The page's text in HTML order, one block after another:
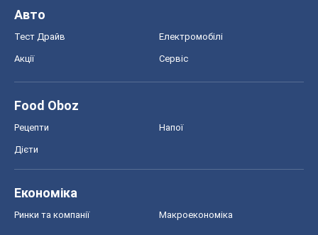
Авто
Тест Драйв Електромобілі
Акції Сервіс
Food Oboz
Рецепти Напої
Дієти
Економіка
Ринки та компанії Макроекономіка